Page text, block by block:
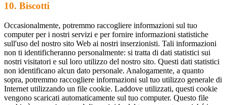
10. Biscotti
Occasionalmente, potremmo raccogliere informazioni sul tuo
computer per i nostri servizi e per fornire informazioni statistiche
sull'uso del nostro sito Web ai nostri inserzionisti. Tali informazioni
non ti identificheranno personalmente: si tratta di dati statistici sui
nostri visitatori e sul loro utilizzo del nostro sito. Questi dati statistici
non identificano alcun dato personale. Analogamente, a quanto
sopra, potremmo raccogliere informazioni sul tuo utilizzo generale di
Internet utilizzando un file cookie. Laddove utilizzati, questi cookie
vengono scaricati automaticamente sul tuo computer. Questo file